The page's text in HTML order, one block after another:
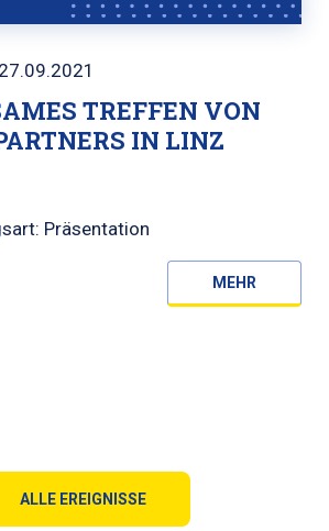
TREFFEN VON
IN LINZ
Präsentation
MEHR
ALLE EREIGNISSE